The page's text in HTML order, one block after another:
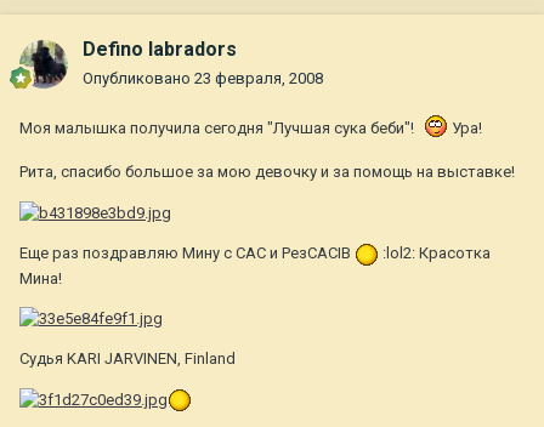
Defino labradors
Опубликовано 23 февраля, 2008
Моя малышка получила сегодня "Лучшая сука беби"! Ура!
Рита, спасибо большое за мою девочку и за помощь на выставке!
Еще раз поздравляю Мину с САС и РезСАСIB
:lol2: Красотка
Мина!
Судья KARI JARVINEN, Finland